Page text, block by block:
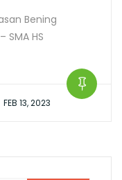
Bening
SMA HS
FEB 13, 2023